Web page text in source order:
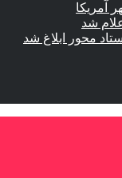
آمریکا
شد
محور ابلاغ شد